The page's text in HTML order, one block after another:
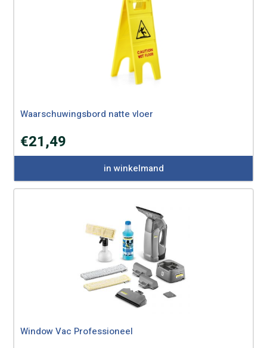
Waarschuwingsbord natte vloer
€21,49
in winkelmand
Window Vac Professioneel